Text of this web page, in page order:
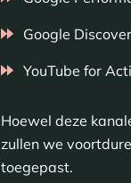
Google
YouTube for
Hoewel deze
zullen we
toegepast.